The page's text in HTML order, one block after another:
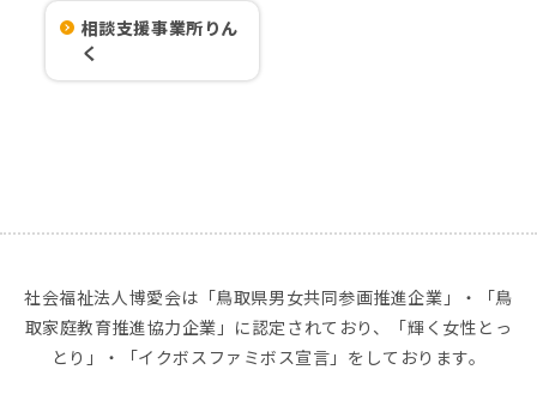
相談支援事業所りん
く
社会福祉法人博愛会は「鳥取県男女共同参画推進企業」・「鳥
取家庭教育推進協力企業」に認定されており、「輝く女性とっ
とり」・「イクボスファミボス宣言」をしております。